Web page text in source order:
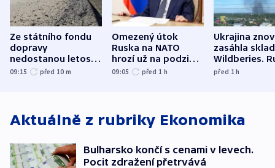
Ze státního fondu
dopravy
nedostanou letos
kraje na silnice ani
09:15 před 10 m
Omezený útok
Ruska na NATO
hrozí už na podzim,
varují tajné služby
09:05 před 1 h
Ukrajina
zasáhla
Wildberies.
útočili v
před 1h
Aktuálně z rubriky Ekonomika
Bulharsko končí s cenami v levech.
Pocit zdražení přetrvává